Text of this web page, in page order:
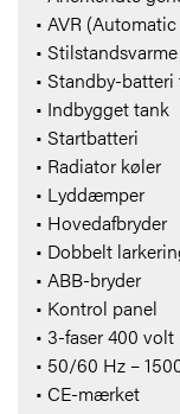
• AVR
• Stilstandsvarme
• Standby-
• Indbygget tank
• Startbatteri
• Radiator køler
• Lyddæmper
• Hovedafbryder
• Dobbelt
• ABB-bryder
• Kontrol panel
• 3-faser 400
• 50/60 Hz –
• CE-mærket